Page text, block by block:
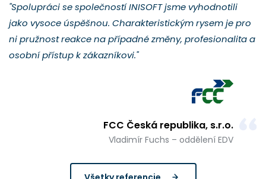
"Spolupráci se společností INISOFT jsme vyhodnotili
jako vysoce úspěšnou. Charakteristickým rysem je pro
ni pružnost reakce na případné změny, profesionalita a
osobní přístup k zákazníkovi."
FCC Česká republika, s.r.o.
Vladimír Fuchs – oddělení EDV